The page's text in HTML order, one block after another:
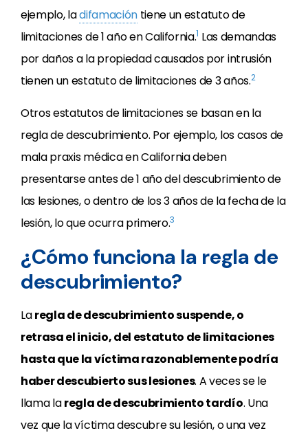
ejemplo, ladifamacióntiene un estatuto de
limitaciones de 1 año en California.1 Las demandas
por daños a la propiedad causados por intrusión
tienen un estatuto de limitaciones de 3 años.2
Otros estatutos de limitaciones se basan en la
regla de descubrimiento. Por ejemplo, los casos de
mala praxis médica en California deben
presentarse antes de 1 año del descubrimiento de
las lesiones, o dentro de los 3 años de la fecha de la
lesión, lo que ocurra primero.3
¿Cómo funciona la regla de
descubrimiento?
Laregla de descubrimiento suspende, o
retrasa el inicio, del estatuto de limitaciones
hasta que la víctima razonablemente podría
haber descubierto sus lesiones. A veces se le
llama laregla de descubrimiento tardío. Una
vez que la víctima descubre su lesión, o una vez